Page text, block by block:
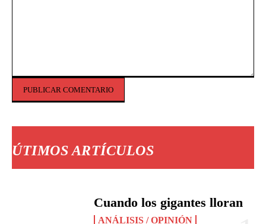
ÚTIMOS ARTÍCULOS
Cuando los gigantes lloran
ANÁLISIS / OPINIÓN